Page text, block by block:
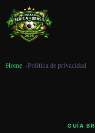
Home Politica de privacidad
GUÍA